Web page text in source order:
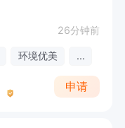
26分钟前
环境优美 ...
申请